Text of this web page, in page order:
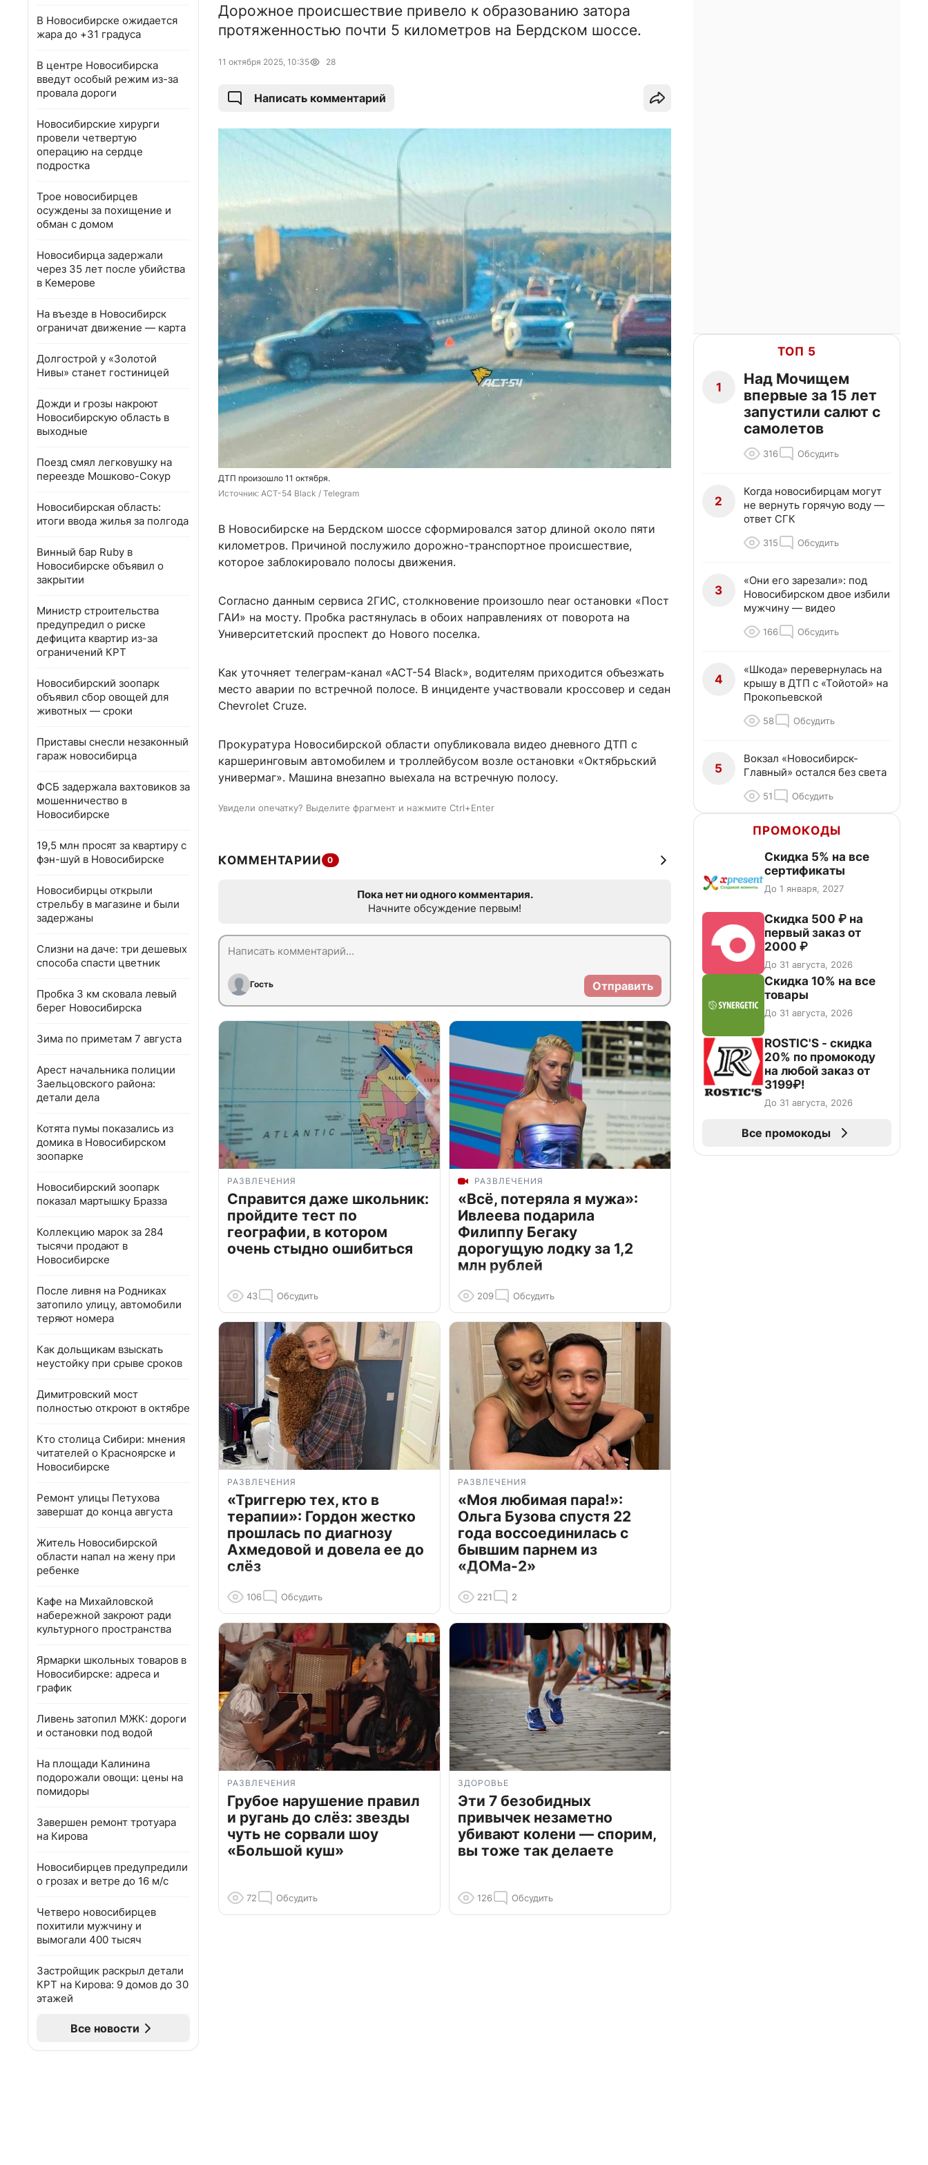
В Новосибирске ожидается
жара до +31 градуса
В центре Новосибирска
введут особый режим из-за
провала дороги
Новосибирские хирурги
провели четвертую
операцию на сердце
подростка
Трое новосибирцев
осуждены за похищение и
обман с домом
Новосибирца задержали
через 35 лет после убийства
в Кемерове
На въезде в Новосибирск
ограничат движение — карта
Долгострой у «Золотой
Нивы» станет гостиницей
Дожди и грозы накроют
Новосибирскую область в
выходные
Поезд смял легковушку на
переезде Мошково-Сокур
Новосибирская область:
итоги ввода жилья за полгода
Винный бар Ruby в
Новосибирске объявил о
закрытии
Министр строительства
предупредил о риске
дефицита квартир из-за
ограничений КРТ
Новосибирский зоопарк
объявил сбор овощей для
животных — сроки
Приставы снесли незаконный
гараж новосибирца
ФСБ задержала вахтовиков за
мошенничество в
Новосибирске
19,5 млн просят за квартиру с
фэн-шуй в Новосибирске
Новосибирцы открыли
стрельбу в магазине и были
задержаны
Слизни на даче: три дешевых
способа спасти цветник
Пробка 3 км сковала левый
берег Новосибирска
Зима по приметам 7 августа
Арест начальника полиции
Заельцовского района:
детали дела
Котята пумы показались из
домика в Новосибирском
зоопарке
Новосибирский зоопарк
показал мартышку Бразза
Коллекцию марок за 284
тысячи продают в
Новосибирске
После ливня на Родниках
затопило улицу, автомобили
теряют номера
Как дольщикам взыскать
неустойку при срыве сроков
Димитровский мост
полностью откроют в октябре
Кто столица Сибири: мнения
читателей о Красноярске и
Новосибирске
Ремонт улицы Петухова
завершат до конца августа
Житель Новосибирской
области напал на жену при
ребенке
Кафе на Михайловской
набережной закроют ради
культурного пространства
Ярмарки школьных товаров в
Новосибирске: адреса и
график
Ливень затопил МЖК: дороги
и остановки под водой
На площади Калинина
подорожали овощи: цены на
помидоры
Завершен ремонт тротуара
на Кирова
Новосибирцев предупредили
о грозах и ветре до 16 м/с
Четверо новосибирцев
похитили мужчину и
вымогали 400 тысяч
Застройщик раскрыл детали
КРТ на Кирова: 9 домов до 30
этажей
Все новости
Дорожное происшествие привело к образованию затора
протяженностью почти 5 километров на Бердском шоссе.
11 октября 2025, 10:35 28
Написать комментарий
ДТП произошло 11 октября.
Источник: АСТ-54 Black / Telegram
В Новосибирске на Бердском шоссе сформировался затор длиной около пяти
километров. Причиной послужило дорожно-транспортное происшествие,
которое заблокировало полосы движения.
Согласно данным сервиса 2ГИС, столкновение произошло near остановки «Пост
ГАИ» на мосту. Пробка растянулась в обоих направлениях от поворота на
Университетский проспект до Нового поселка.
Как уточняет телеграм-канал «АСТ-54 Black», водителям приходится объезжать
место аварии по встречной полосе. В инциденте участвовали кроссовер и седан
Chevrolet Cruze.
Прокуратура Новосибирской области опубликовала видео дневного ДТП с
каршеринговым автомобилем и троллейбусом возле остановки «Октябрьский
универмаг». Машина внезапно выехала на встречную полосу.
Увидели опечатку? Выделите фрагмент и нажмите Ctrl+Enter
КОММЕНТАРИИ 0
Пока нет ни одного комментария.
Начните обсуждение первым!
Гость Отправить
РАЗВЛЕЧЕНИЯ
Справится даже школьник:
пройдите тест по
географии, в котором
очень стыдно ошибиться
43 Обсудить
РАЗВЛЕЧЕНИЯ
«Всё, потеряла я мужа»:
Ивлеева подарила
Филиппу Бегаку
дорогущую лодку за 1,2
млн рублей
209 Обсудить
РАЗВЛЕЧЕНИЯ
«Триггерю тех, кто в
терапии»: Гордон жестко
прошлась по диагнозу
Ахмедовой и довела ее до
слёз
106 Обсудить
РАЗВЛЕЧЕНИЯ
«Моя любимая пара!»:
Ольга Бузова спустя 22
года воссоединилась с
бывшим парнем из
«ДОМа-2»
221 2
РАЗВЛЕЧЕНИЯ
Грубое нарушение правил
и ругань до слёз: звезды
чуть не сорвали шоу
«Большой куш»
72 Обсудить
ЗДОРОВЬЕ
Эти 7 безобидных
привычек незаметно
убивают колени — спорим,
вы тоже так делаете
126 Обсудить
ТОП 5
1
Над Мочищем
впервые за 15 лет
запустили салют с
самолетов
316 Обсудить
2
Когда новосибирцам могут
не вернуть горячую воду —
ответ СГК
315 Обсудить
3
«Они его зарезали»: под
Новосибирском двое избили
мужчину — видео
166 Обсудить
4
«Шкода» перевернулась на
крышу в ДТП с «Тойотой» на
Прокопьевской
58 Обсудить
5
Вокзал «Новосибирск-
Главный» остался без света
51 Обсудить
ПРОМОКОДЫ
Скидка 5% на все
сертификаты
До 1 января, 2027
Скидка 500 ₽ на
первый заказ от
2000 ₽
До 31 августа, 2026
Скидка 10% на все
товары
До 31 августа, 2026
ROSTIC'S - скидка
20% по промокоду
на любой заказ от
3199₽!
До 31 августа, 2026
Все промокоды